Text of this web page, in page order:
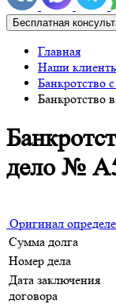
Бесплатная
Главная
Наши
Банкротство
Банкротство
дело №
Оригинал
Сумма долга
Номер дела
Дата заключения
договора